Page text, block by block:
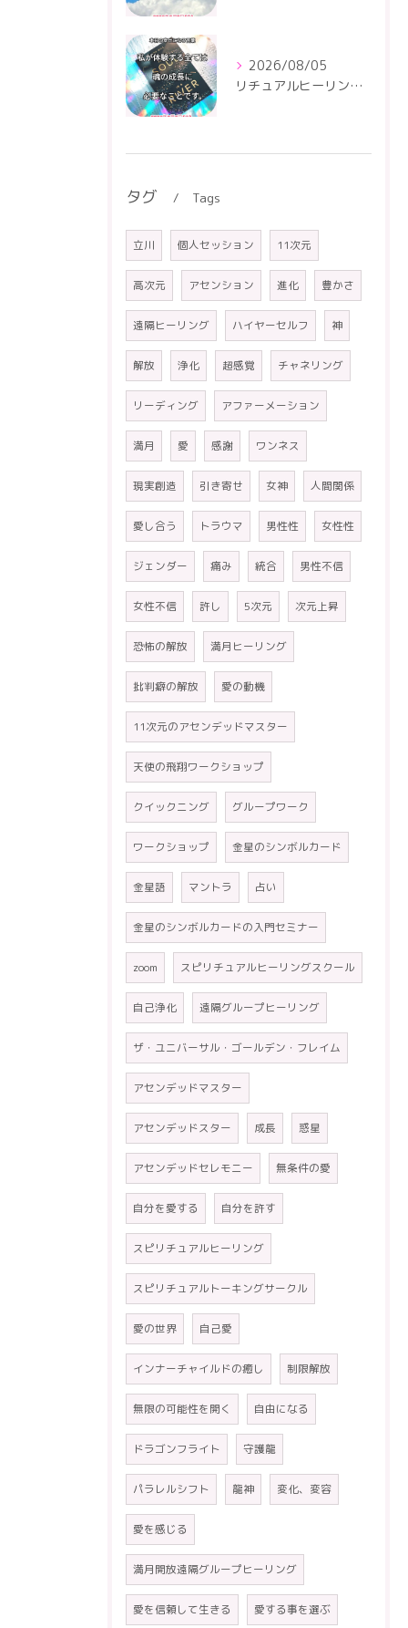
2026/08/05
リチュアルヒーリングセンター
タグ Tags
立川 個人セッション 11次元
高次元 アセンション 進化 豊かさ
遠隔ヒーリング ハイヤーセルフ 神
解放 浄化 超感覚 チャネリング
リーディング アファーメーション
満月 愛 感謝 ワンネス
現実創造 引き寄せ 女神 人間関係
愛し合う トラウマ 男性性 女性性
ジェンダー 痛み 統合 男性不信
女性不信 許し 5次元 次元上昇
恐怖の解放 満月ヒーリング
批判癖の解放 愛の動機
11次元のアセンデッドマスター
天使の飛翔ワークショップ
クイックニング グループワーク
ワークショップ 金星のシンボルカード
金星語 マントラ 占い
金星のシンボルカードの入門セミナー
zoom スピリチュアルヒーリングスクール
自己浄化 遠隔グループヒーリング
ザ・ユニバーサル・ゴールデン・フレイム
アセンデッドマスター
アセンデッドスター 成長 惑星
アセンデッドセレモニー 無条件の愛
自分を愛する 自分を許す
スピリチュアルヒーリング
スピリチュアルトーキングサークル
愛の世界 自己愛
インナーチャイルドの癒し 制限解放
無限の可能性を開く 自由になる
ドラゴンフライト 守護龍
パラレルシフト 龍神 変化、変容
愛を感じる
満月開放遠隔グループヒーリング
愛を信頼して生きる 愛する事を選ぶ